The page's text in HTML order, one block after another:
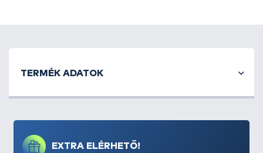
EXTRA ELÉRHETŐ!
TERMÉK ADATOK